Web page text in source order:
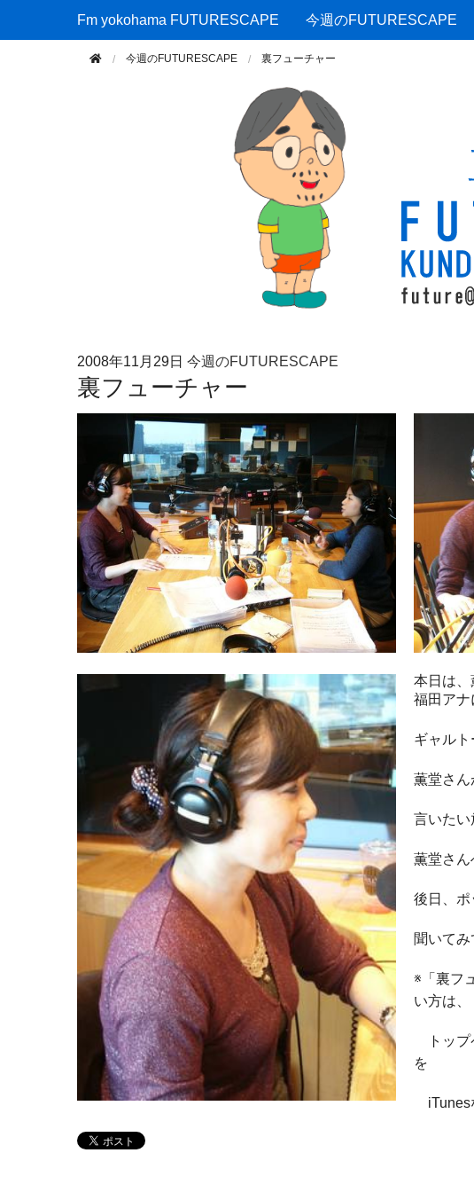
Fm yokohama FUTURESCAPE
Fm yokohama FUTURESCAPE 今週のFUTURESCAPE
今週のFUTURESCAPE 裏フューチャー
2008年11月29日 今週のFUTURESCAPE
裏フューチャー
本日は、
福田アナ
ギャルト
薫堂さん
言いたい
薫堂さん
後日、ポ
聞いてみ
※「裏フ
い方は、
トップ
を
iTunes